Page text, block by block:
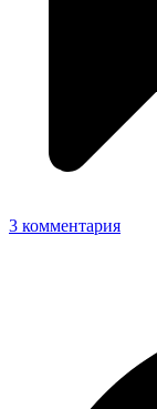
3 комментария